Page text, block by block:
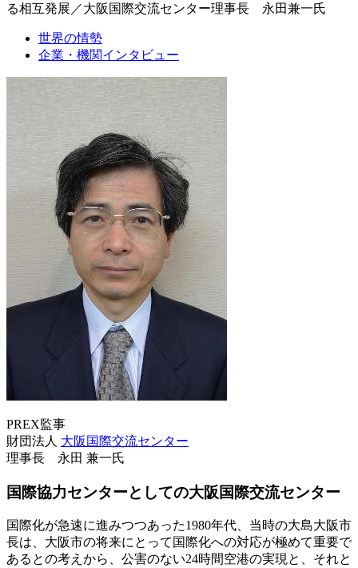
る相互発展／大阪国際交流センター理事長 永田兼一氏
世界の情勢
企業・機関インタビュー
PREX監事
財団法人 大阪国際交流センター
理事長 永田 兼一氏
国際協力センターとしての大阪国際交流センター
国際化が急速に進みつつあった1980年代、当時の大島大阪市
長は、大阪市の将来にとって国際化への対応が極めて重要で
あるとの考えから、公害のない24時間空港の実現と、それと